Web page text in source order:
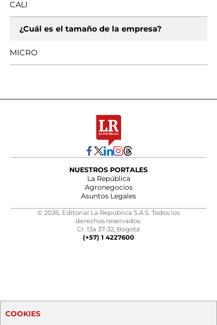
CALI
¿Cuál es el tamaño de la empresa?
MICRO
NUESTROS PORTALES
La República
Agronegocios
Asuntos Legales
© 2026, Editorial La República S.A.S. Todos los
derechos reservados.
Cr. 13a 37-32, Bogotá
(+57) 1 4227600
COOKIES